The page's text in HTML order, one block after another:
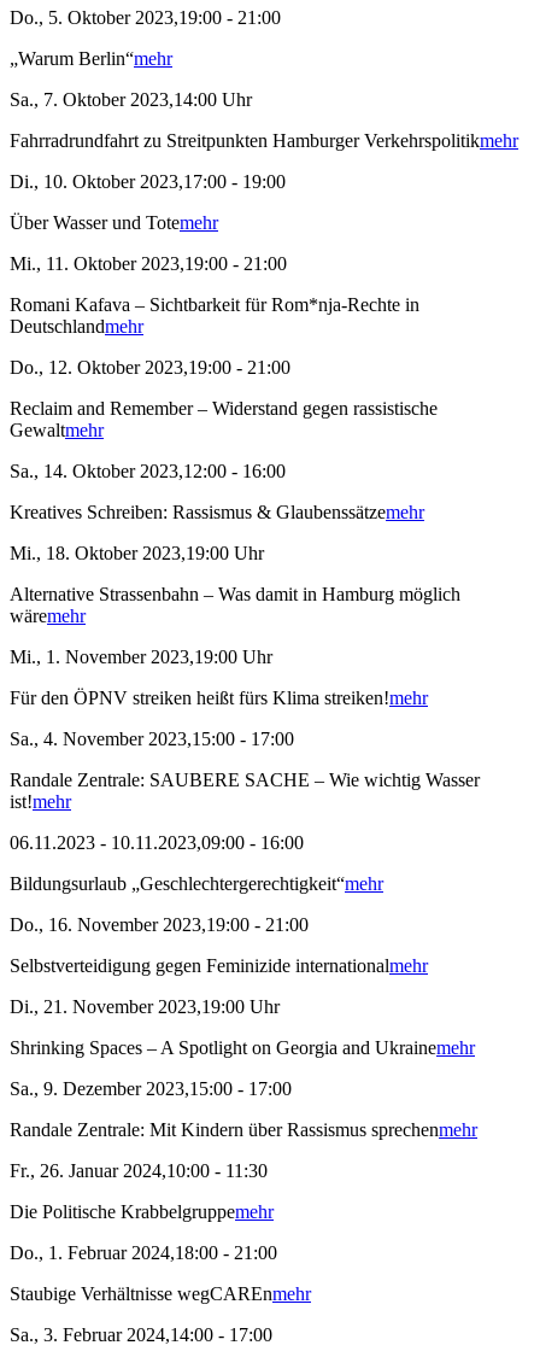
Do., 5. Oktober 2023,19:00 - 21:00
„Warum Berlin“mehr
Sa., 7. Oktober 2023,14:00 Uhr
Fahrradrundfahrt zu Streitpunkten Hamburger Verkehrspolitikmehr
Di., 10. Oktober 2023,17:00 - 19:00
Über Wasser und Totemehr
Mi., 11. Oktober 2023,19:00 - 21:00
Romani Kafava – Sichtbarkeit für Rom*nja-Rechte in
Deutschlandmehr
Do., 12. Oktober 2023,19:00 - 21:00
Reclaim and Remember – Widerstand gegen rassistische
Gewaltmehr
Sa., 14. Oktober 2023,12:00 - 16:00
Kreatives Schreiben: Rassismus & Glaubenssätzemehr
Mi., 18. Oktober 2023,19:00 Uhr
Alternative Strassenbahn – Was damit in Hamburg möglich
wäremehr
Mi., 1. November 2023,19:00 Uhr
Für den ÖPNV streiken heißt fürs Klima streiken!mehr
Sa., 4. November 2023,15:00 - 17:00
Randale Zentrale: SAUBERE SACHE – Wie wichtig Wasser
ist!mehr
06.11.2023 - 10.11.2023,09:00 - 16:00
Bildungsurlaub „Geschlechtergerechtigkeit“mehr
Do., 16. November 2023,19:00 - 21:00
Selbstverteidigung gegen Feminizide internationalmehr
Di., 21. November 2023,19:00 Uhr
Shrinking Spaces – A Spotlight on Georgia and Ukrainemehr
Sa., 9. Dezember 2023,15:00 - 17:00
Randale Zentrale: Mit Kindern über Rassismus sprechenmehr
Fr., 26. Januar 2024,10:00 - 11:30
Die Politische Krabbelgruppemehr
Do., 1. Februar 2024,18:00 - 21:00
Staubige Verhältnisse wegCAREnmehr
Sa., 3. Februar 2024,14:00 - 17:00